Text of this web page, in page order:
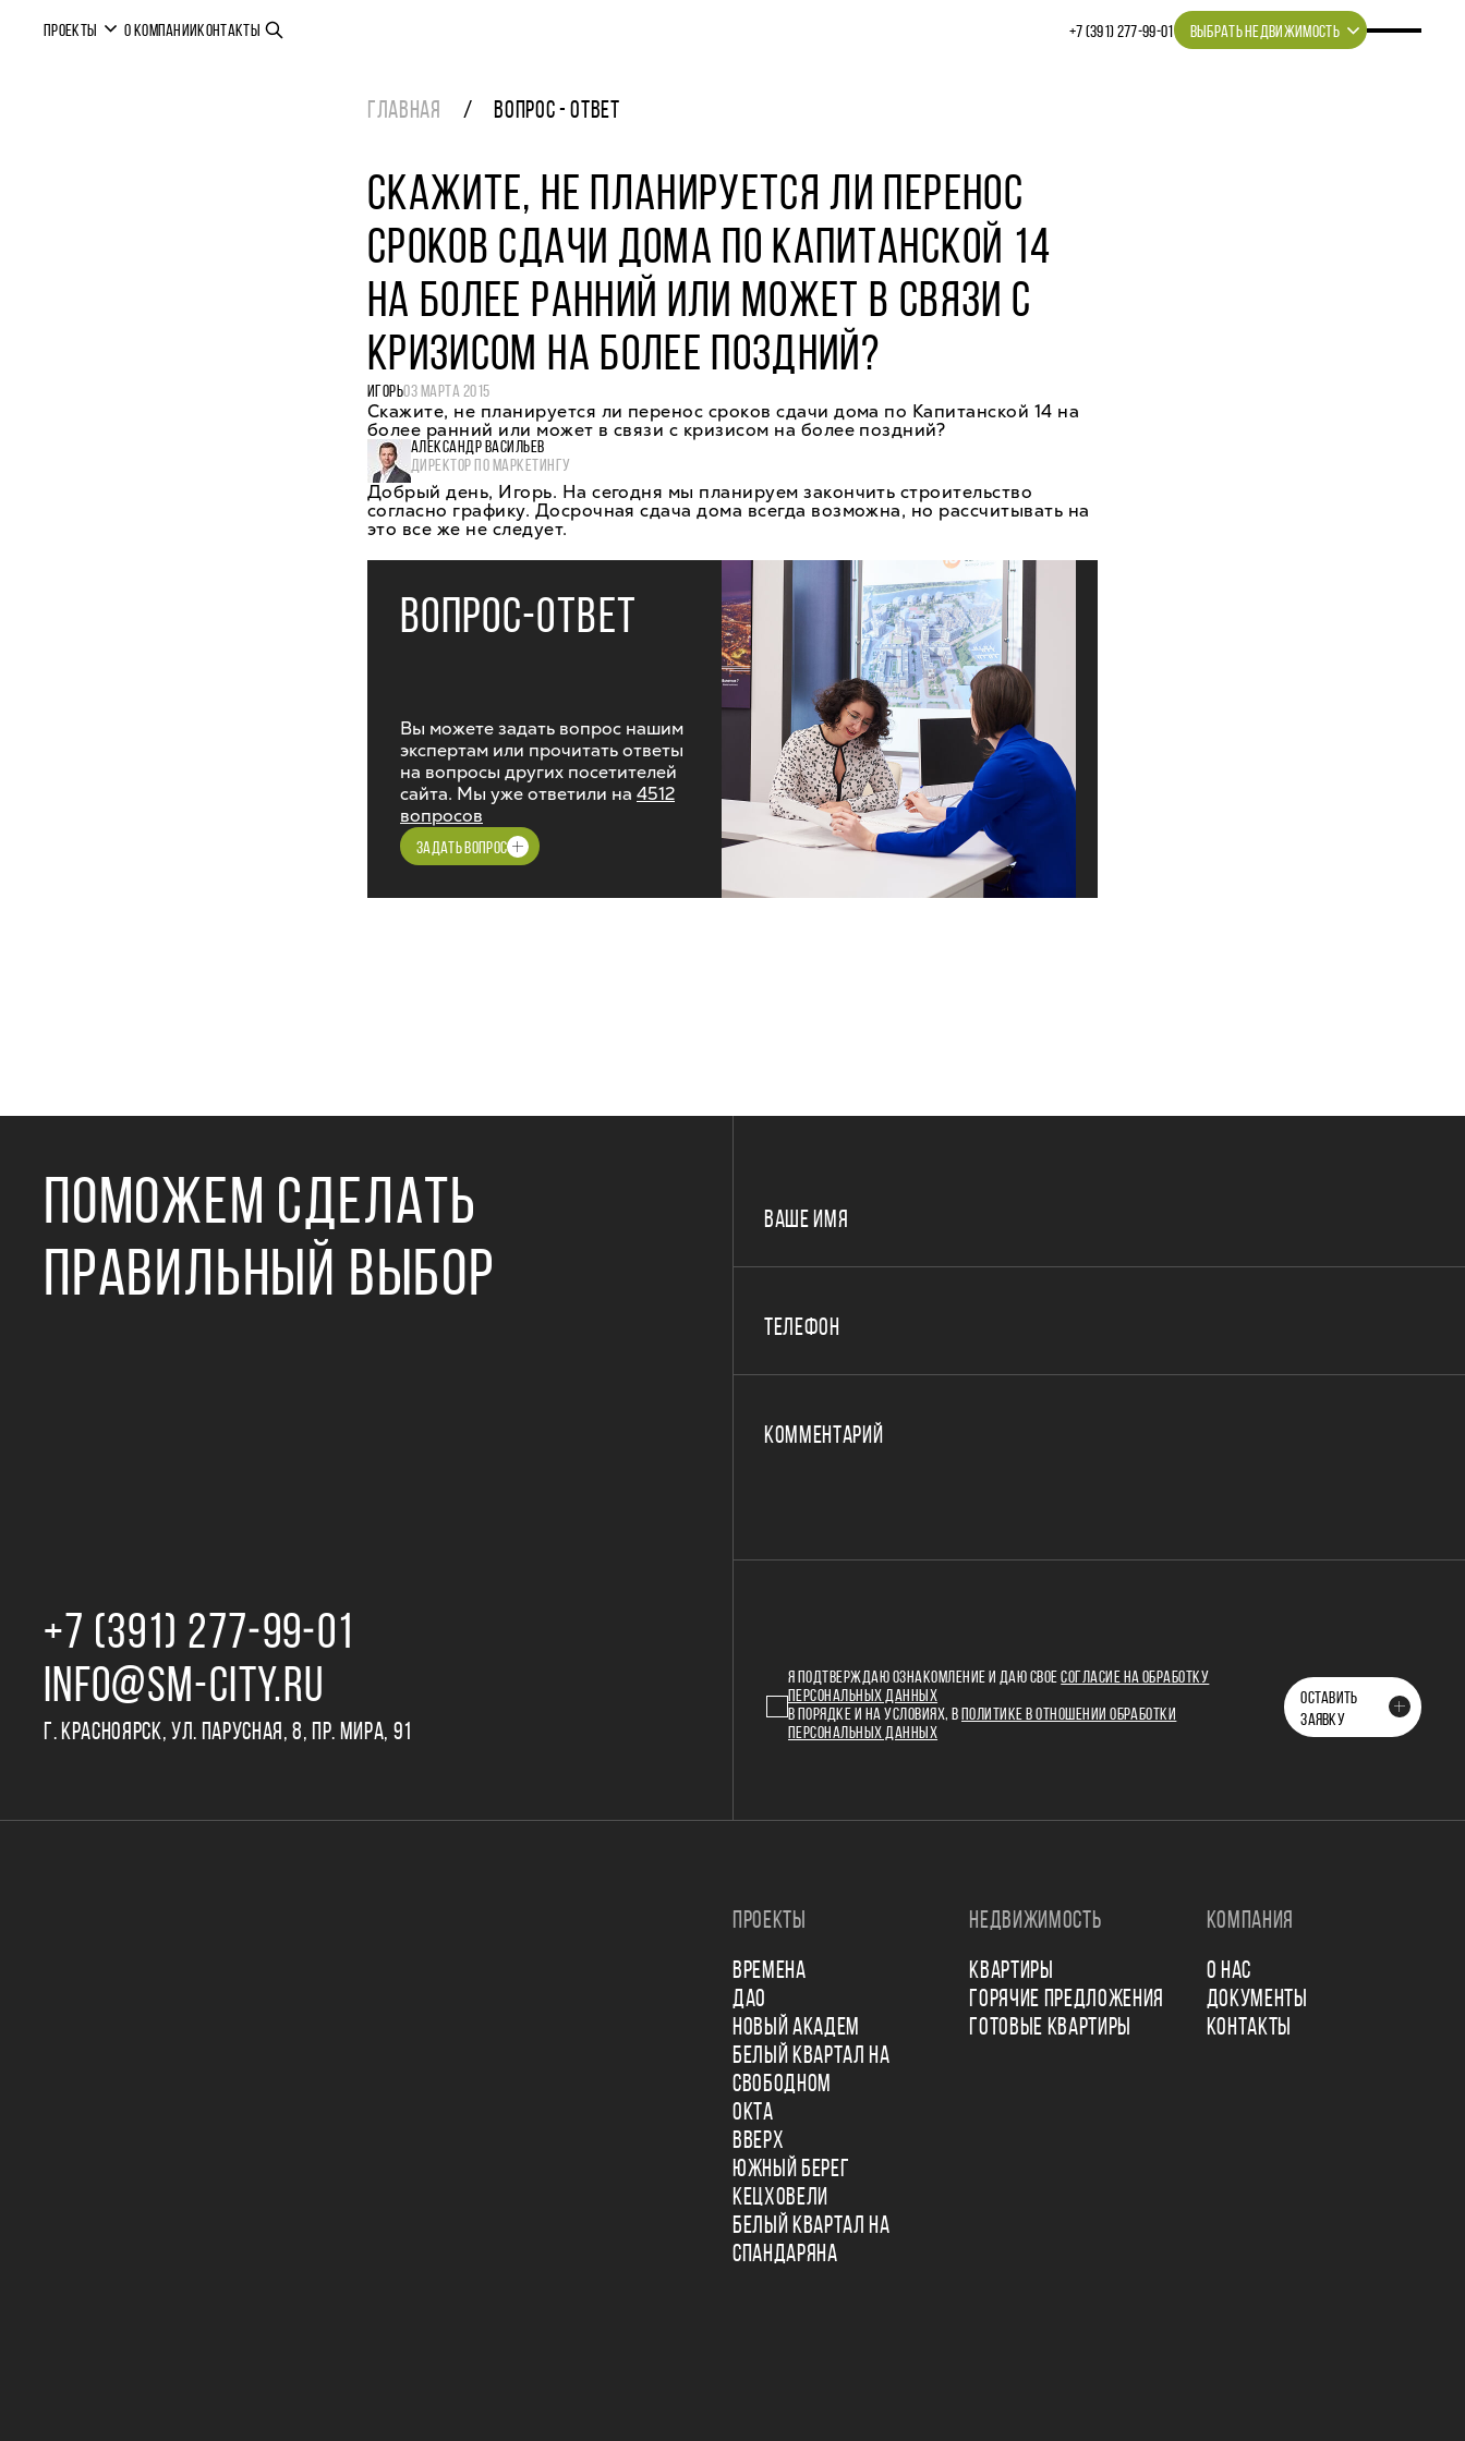
ПРОЕКТЫ О КОМПАНИИКОНТАКТЫ +7 (391) 277‒99‒01 ВЫБРАТЬ НЕДВИЖИМОСТЬ
ГЛАВНАЯ ВОПРОС - ОТВЕТ
СКАЖИТЕ, НЕ ПЛАНИРУЕТСЯ ЛИ ПЕРЕНОС
СРОКОВ СДАЧИ ДОМА ПО КАПИТАНСКОЙ 14
НА БОЛЕЕ РАННИЙ ИЛИ МОЖЕТ В СВЯЗИ С
КРИЗИСОМ НА БОЛЕЕ ПОЗДНИЙ?
ИГОРЬ03 МАРТА 2015
Скажите, не планируется ли перенос сроков сдачи дома по Капитанской 14 на
более ранний или может в связи с кризисом на более поздний?
АЛЕКСАНДР ВАСИЛЬЕВ
ДИРЕКТОР ПО МАРКЕТИНГУ
Добрый день, Игорь. На сегодня мы планируем закончить строительство
согласно графику. Досрочная сдача дома всегда возможна, но рассчитывать на
это все же не следует.
ВОПРОС-ОТВЕТ
Вы можете задать вопрос нашим
экспертам или прочитать ответы
на вопросы других посетителей
сайта. Мы уже ответили на 4512
вопросов
ЗАДАТЬ ВОПРОС
ПОМОЖЕМ СДЕЛАТЬ
ПРАВИЛЬНЫЙ ВЫБОР
+7 (391) 277‒99‒01
INFO@SM-CITY.RU
Г. КРАСНОЯРСК, УЛ. ПАРУСНАЯ, 8, ПР. МИРА, 91
ВАШЕ ИМЯ
ТЕЛЕФОН
КОММЕНТАРИЙ
Я ПОДТВЕРЖДАЮ ОЗНАКОМЛЕНИЕ И ДАЮ СВОЕСОГЛАСИЕ НА ОБРАБОТКУ
ПЕРСОНАЛЬНЫХ ДАННЫХ
В ПОРЯДКЕ И НА УСЛОВИЯХ, В
ПОЛИТИКЕ В ОТНОШЕНИИ ОБРАБОТКИ
ПЕРСОНАЛЬНЫХ ДАННЫХ
ОСТАВИТЬ
ЗАЯВКУ
ПРОЕКТЫ
ВРЕМЕНА
ДАО
НОВЫЙ АКАДЕМ
БЕЛЫЙ КВАРТАЛ НА
СВОБОДНОМ
ОКТА
ВВЕРХ
ЮЖНЫЙ БЕРЕГ
КЕЦХОВЕЛИ
БЕЛЫЙ КВАРТАЛ НА
СПАНДАРЯНА
НЕДВИЖИМОСТЬ
КВАРТИРЫ
ГОРЯЧИЕ ПРЕДЛОЖЕНИЯ
ГОТОВЫЕ КВАРТИРЫ
КОМПАНИЯ
О НАС
ДОКУМЕНТЫ
КОНТАКТЫ